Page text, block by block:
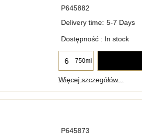
P645882
Delivery time: 5-7 Days
Dostępność : In stock
750ml
Więcej szczegółów...
P645873